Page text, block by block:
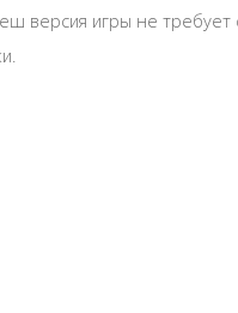
версия игры не требует